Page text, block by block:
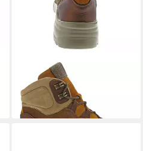
WALDLÄUFER
Schnürstiefelette
140,00 €